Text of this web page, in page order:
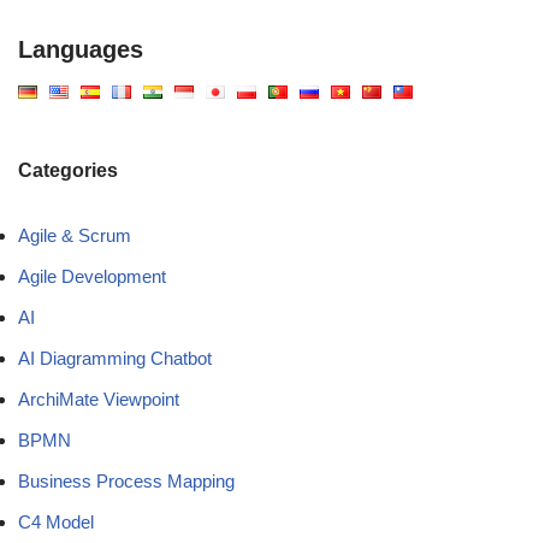
Languages
Categories
Agile & Scrum
Agile Development
AI
AI Diagramming Chatbot
ArchiMate Viewpoint
BPMN
Business Process Mapping
C4 Model